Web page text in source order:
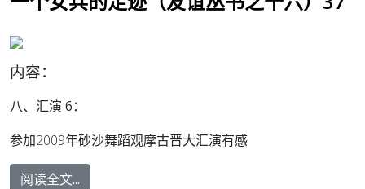
内容：
八、汇演 6：
参加2009年砂沙舞蹈观摩古晋大汇演有感
阅读全文...